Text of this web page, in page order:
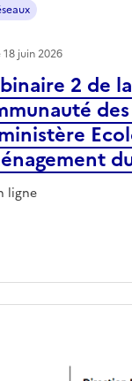
2 de la
ligne
18 juin 2026